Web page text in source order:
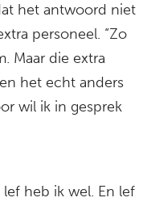
het antwoord niet
personeel. “Zo
Maar die extra
het echt anders
wil ik in gesprek
lef heb ik wel. En lef